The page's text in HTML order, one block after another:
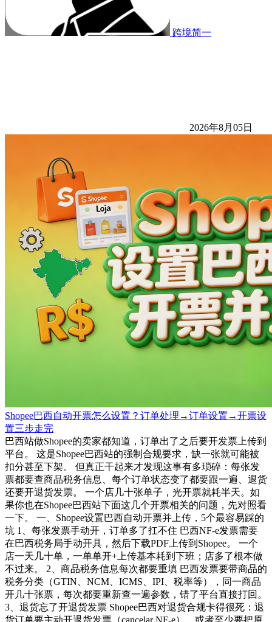
跨境简一
2026年8月05日
Shopee巴西自动开票怎么设置？订单处理→订单设置→开票设
置三步走完
巴西站做Shopee的卖家都知道，订单出了之后要开发票上传到
平台。 这是Shopee巴西站的强制合规要求，缺一张就可能被
扣分甚至下架。 但真正干起来才发现这事有多琐碎：每张发
票都要查商品税务信息、每个订单状态变了都要跟一遍、退货
还要开退货发票。 一个店几十张单子，光开票就耗半天。如
果你也在Shopee巴西站下面这几个开票相关的问题，先对照看
一下。 一、Shopee设置巴西自动开票并上传，5个最容易踩的
坑 1、每张发票手动开，订单多了扛不住 巴西NF-e发票需要
在巴西税务局手动开具，然后下载PDF上传到Shopee。 一个
店一天几十单，一单单开+上传基本耗到下班；店多了根本做
不过来。 2、商品税务信息每次都要重填 巴西发票要带商品的
税务分类（GTIN、NCM、ICMS、IPI、税率等），同一商品
开几十张票，每次都要重新查一遍参数，错了平台直接打回。
3、退货忘了开退货发票 Shopee巴西对退货合规卡得很死：退
货订单要主动开退货发票（cancelar NF-e），或者至少要把原